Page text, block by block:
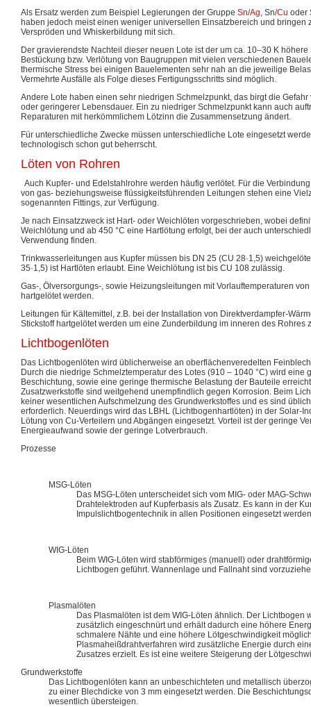
Als Ersatz werden zum Beispiel Legierungen der Gruppe Sn/Ag, Sn/Cu oder
haben jedoch meist einen weniger universellen Einsatzbereich und bringen
Verspröden und Whiskerbildung mit sich.
Der gravierendste Nachteil dieser neuen Lote ist der um ca. 10–30 K
Bestückung bzw. Verlötung von Baugruppen mit vielen verschiedenen
thermische Stress bei einigen Bauelementen sehr nah an die jeweilige
Vermehrte Ausfälle als Folge dieses Fertigungsschritts sind möglich.
Andere Lote haben einen sehr niedrigen Schmelzpunkt, das birgt die
oder geringerer Lebensdauer. Ein zu niedriger Schmelzpunkt kann auch
Reparaturen mit herkömmlichem Lötzinn die Zusammensetzung ändert.
Für unterschiedliche Zwecke müssen unterschiedliche Lote eingesetzt
technologisch schon gut beherrscht.
Löten von Rohren
Auch Kupfer- und Edelstahlrohre werden häufig verlötet. Für die
von gas- beziehungsweise flüssigkeitsführenden Leitungen stehen eine
sogenannten Fittings, zur Verfügung.
Je nach Einsatzzweck ist Hart- oder Weichlöten vorgeschrieben, wobei
Weichlötung und ab 450 °C eine Hartlötung erfolgt, bei der auch
Verwendung finden.
Trinkwasserleitungen aus Kupfer müssen bis DN 25 (CU 28·1,5)
35·1,5) ist Hartlöten erlaubt. Eine Weichlötung ist bis CU 108 zulässig.
Gas-, Ölversorgungs-, sowie Heizungsleitungen mit Vorlauftemperaturen
hartgelötet werden.
Leitungen für Kältemittel, z.B. bei der Installation von Direktverdampfer-
Stickstoff hartgelötet werden um eine Zunderbildung im inneren des Rohres
Lichtbogenlöten
Das Lichtbogenlöten wird üblicherweise an oberflächenveredelten
Durch die niedrige Schmelztemperatur des Lotes (910 – 1040 °C) wird eine
Beschichtung, sowie eine geringe thermische Belastung der Bauteile
Zusatzwerkstoffe sind weitgehend unempfindlich gegen Korrosion. Beim
keiner wesentlichen Aufschmelzung des Grundwerkstoffes und es sind
erforderlich. Neuerdings wird das LBHL (Lichtbogenhartlöten) in der Solar-
Lötung von Cu-Verteilern und Abgängen eingesetzt. Vorteil ist der geringe
Energieaufwand sowie der geringe Lotverbrauch.
Prozesse
MSG-Löten
Das MSG-Löten unterscheidet sich vom MIG- oder MAG-
Drahtelektroden auf Kupferbasis als Zusatz. Es kann in der
Impulslichtbogentechnik in allen Positionen eingesetzt
WIG-Löten
Beim WIG-Löten wird stabförmiges (manuell) oder
Lichtbogen geführt. Wannenlage und Fallnaht sind
Plasmalöten
Das Plasmalöten ist dem WIG-Löten ähnlich. Der Lichtbogen
zusätzlich eingeschnürt und erhält dadurch eine höhere
schmalere Nähte und eine höhere Lötgeschwindigkeit
Plasmaheißdrahtverfahren wird zusätzliche Energie durch
Zusatzes erzielt. Es ist eine weitere Steigerung der
Grundwerkstoffe
Das Lichtbogenlöten kann an unbeschichteten und metallisch
zu einer Blechdicke von 3 mm eingesetzt werden. Die
wesentlich übersteigen.